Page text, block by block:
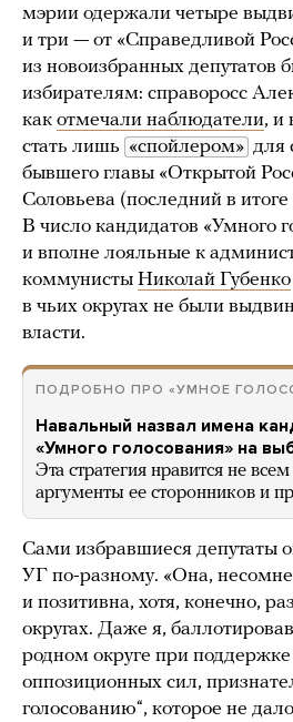
мэрии одержали четыре
и три — от «Справедливой
из новоизбранных депутатов
избирателям: справоросс
как отмечали наблюдатели, и
стать лишь «спойлером» для
бывшего главы «Открытой
Соловьева (последний в
В число кандидатов «Умного
и вполне лояльные к
коммунисты Николай Губенко
в чьих округах не были
власти.
ПОДРОБНО ПРО «УМНОЕ
Навальный назвал имена
«Умного голосования» на
Эта стратегия нравится не
аргументы ее сторонников и
Сами избравшиеся депутаты
УГ по-разному. «Она,
и позитивна, хотя, конечно,
округах. Даже я,
родном округе при поддержке
оппозиционных сил,
голосованию“, которое не